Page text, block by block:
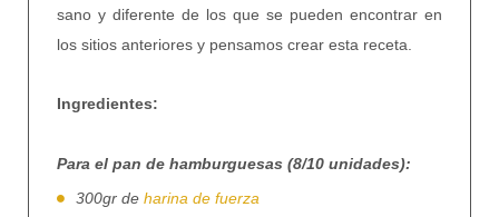
sano y diferente de los que se pueden encontrar en
los sitios anteriores y pensamos crear esta receta.
Ingredientes:
Para el pan de hamburguesas (8/10 unidades):
300gr de harina de fuerza